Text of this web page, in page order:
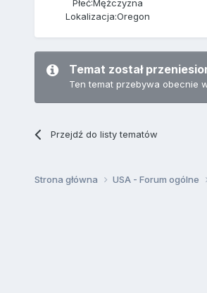
Płeć:Mężczyzna
Lokalizacja:Oregon
Temat został
Ten temat przebywa obecnie
Przejdź do listy tematów
Strona główna USA - Forum ogólne